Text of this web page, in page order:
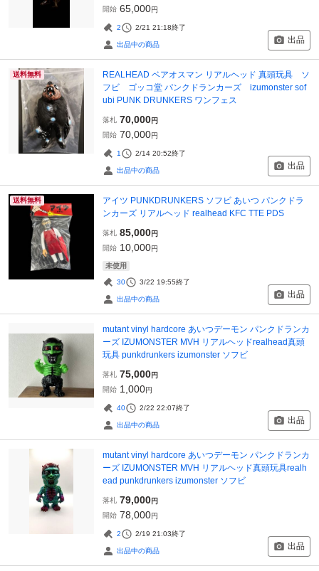
開始 65,000円
2 2/21 21:18終了
出品中の商品 出品
送料無料
REALHEAD ベアオスマン リアルヘッド 真頭玩具 ソ
フビ ゴッコ堂 パンクドランカーズ izumonster sof
ubi PUNK DRUNKERS ワンフェス
落札 70,000円
開始 70,000円
1 2/14 20:52終了
出品中の商品 出品
送料無料
アイツ PUNKDRUNKERS ソフビ あいつ パンクドラ
ンカーズ リアルヘッド realhead KFC TTE PDS
落札 85,000円
開始 10,000円
未使用
30 3/22 19:55終了
出品中の商品 出品
mutant vinyl hardcore あいつデーモン パンクドランカ
ーズ IZUMONSTER MVH リアルヘッドrealhead真頭
玩具 punkdrunkers izumonster ソフビ
落札 75,000円
開始 1,000円
40 2/22 22:07終了
出品中の商品 出品
mutant vinyl hardcore あいつデーモン パンクドランカ
ーズ IZUMONSTER MVH リアルヘッド真頭玩具realh
ead punkdrunkers izumonster ソフビ
落札 79,000円
開始 78,000円
2 2/19 21:03終了
出品中の商品 出品